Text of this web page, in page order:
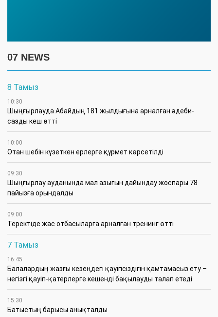
07 NEWS
8 Тамыз
10:30
Шыңғырлауда Абайдың 181 жылдығына арналған әдеби-
сазды кеш өтті
10:00
Отан шебін күзеткен ерлерге құрмет көрсетілді
09:30
​Шыңғырлау ауданында мал азығын дайындау жоспары 78
пайызға орындалды
09:00
​Теректіде жас отбасыларға арналған тренинг өтті
7 Тамыз
16:45
Балалардың жазғы кезеңдегі қауіпсіздігін қамтамасыз ету –
негізгі қауіп-қатерлерге кешенді бақылауды талап етеді
15:30
Батыстың барысы анықталды